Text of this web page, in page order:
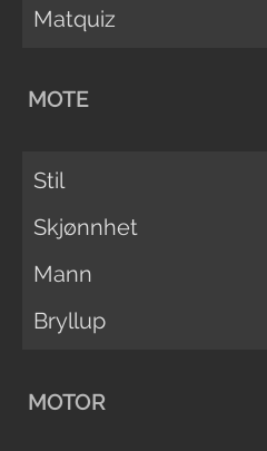
Matquiz
MOTE
Stil
Skjønnhet
Mann
Bryllup
MOTOR